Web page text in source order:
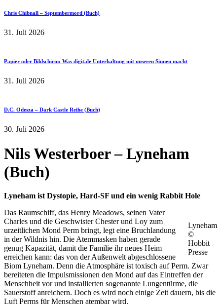
Chris Chibnall – Septembermord (Buch)
31. Juli 2026
Papier oder Bildschirm: Was digitale Unterhaltung mit unseren Sinnen macht
31. Juli 2026
D.C. Odesza – Dark Castle Reihe (Buch)
30. Juli 2026
Nils Westerboer – Lyneham
(Buch)
Lyneham ist Dystopie, Hard-SF und ein wenig Rabbit Hole
Lyneham
©
Hobbit
Presse
Das Raumschiff, das Henry Meadows, seinen Vater
Charles und die Geschwister Chester und Loy zum
urzeitlichen Mond Perm bringt, legt eine Bruchlandung
in der Wildnis hin. Die Atemmasken haben gerade
genug Kapazität, damit die Familie ihr neues Heim
erreichen kann: das von der Außenwelt abgeschlossene
Biom Lyneham. Denn die Atmosphäre ist toxisch auf Perm. Zwar
bereiteten die Impulsmissionen den Mond auf das Eintreffen der
Menschheit vor und installierten sogenannte Lungentürme, die
Sauerstoff anreichern. Doch es wird noch einige Zeit dauern, bis die
Luft Perms für Menschen atembar wird.